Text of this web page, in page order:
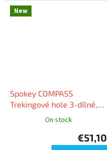
New
Spokey COMPASS
Trekingové hole 3-dílné,
zeleno-stříbrné
On stock
€51,10